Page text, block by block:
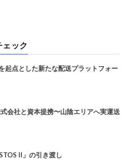
ェック
点とした新たな配送プラットフォー
会社と資本提携〜山陰エリアへ実運送
II」の引き渡し